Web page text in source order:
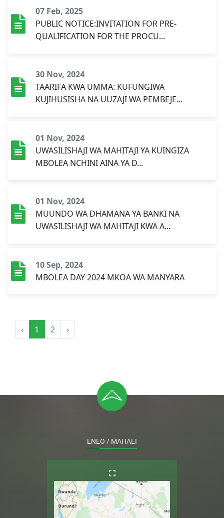
07 Feb, 2025
PUBLIC NOTICE:INVITATION FOR PRE-
QUALIFICATION FOR THE PROCU...
30 Nov, 2024
TAARIFA KWA UMMA: KUFUNGIWA
KUJIHUSISHA NA UUZAJI WA PEMBEJE...
01 Nov, 2024
UWASILISHAJI WA MAHITAJI YA KUINGIZA
MBOLEA NCHINI AINA YA D...
01 Nov, 2024
MUUNDO WA DHAMANA YA BANKI NA
UWASILISHAJI WA MAHITAJI KWA A...
10 Sep, 2024
MBOLEA DAY 2024 MKOA WA MANYARA
‹ 1 2 ›
ENEO / MAHALI